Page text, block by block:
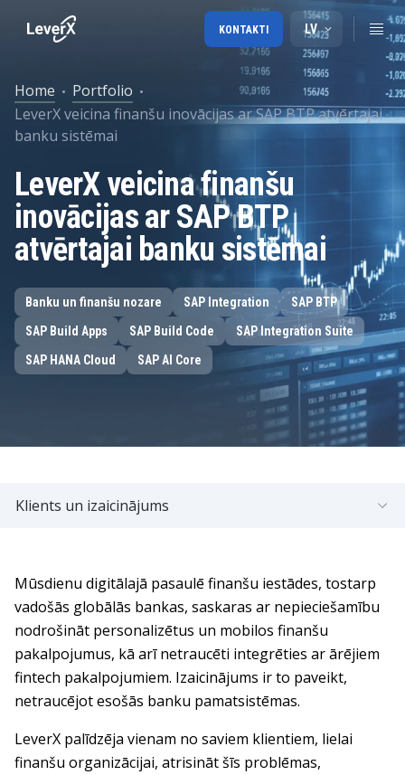
LV
KONTAKTI
Home
Portfolio
LeverX veicina finanšu inovācijas ar SAP BTP atvērtajai
banku sistēmai
LeverX veicina finanšu
inovācijas ar SAP BTP
atvērtajai banku sistēmai
Banku un finanšu nozare SAP Integration
SAP BTP
SAP Build Apps
SAP Build Code
SAP Integration Suite
SAP HANA Cloud
SAP AI Core
Klients un izaicinājums
Mūsdienu digitālajā pasaulē finanšu iestādes, tostarp
vadošās globālās bankas, saskaras ar nepieciešamību
nodrošināt personalizētus un mobilos finanšu
pakalpojumus, kā arī netraucēti integrēties ar ārējiem
fintech pakalpojumiem. Izaicinājums ir to paveikt,
netraucējot esošās banku pamatsistēmas.
LeverX palīdzēja vienam no saviem klientiem, lielai
finanšu organizācijai, atrisināt šīs problēmas,